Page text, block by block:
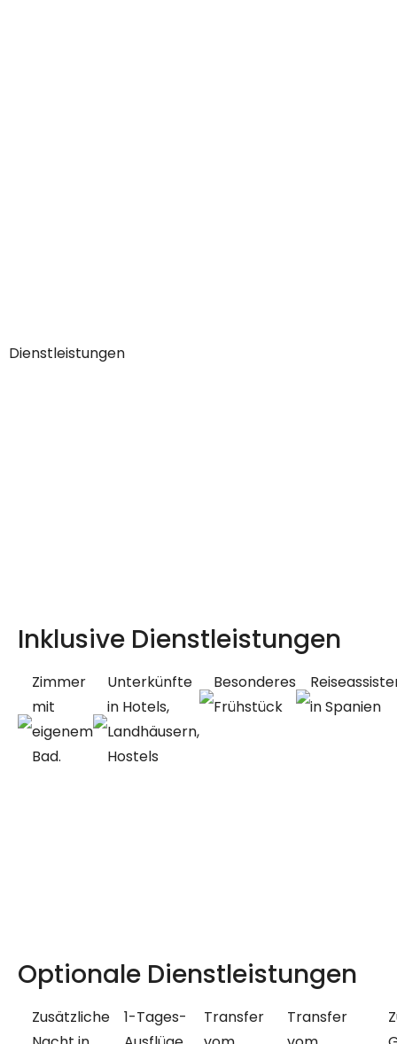
Dienstleistungen
Inklusive Dienstleistungen
Zimmer
mit
eigenem
Bad.
Unterkünfte
in Hotels,
Landhäusern,
Hostels
Besonderes
Frühstück
in Spanien
Optionale Dienstleistungen
Zusätzliche
1-Tages-
Transfer
Transfer